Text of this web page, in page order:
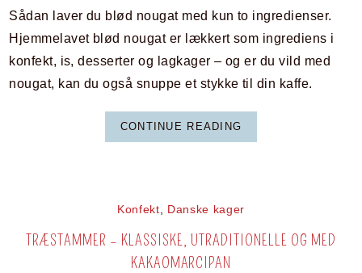
Sådan laver du blød nougat med kun to ingredienser.
Hjemmelavet blød nougat er lækkert som ingrediens i
konfekt, is, desserter og lagkager – og er du vild med
nougat, kan du også snuppe et stykke til din kaffe.
CONTINUE READING
Konfekt Danske kager
TRÆSTAMMER – KLASSISKE, UTRADITIONELLE OG MED
KAKAOMARCIPAN